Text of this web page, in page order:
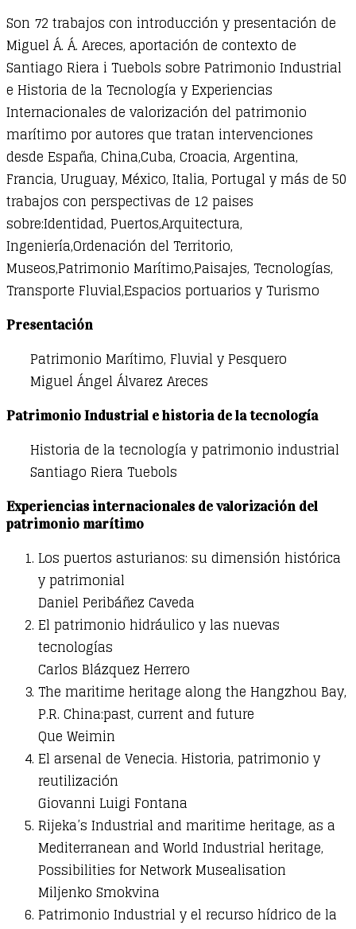
Son 72 trabajos con introducción y presentación de
Miguel Á. Á. Areces, aportación de contexto de
Santiago Riera i Tuebols sobre Patrimonio Industrial
e Historia de la Tecnología y Experiencias
Internacionales de valorización del patrimonio
marítimo por autores que tratan intervenciones
desde España, China,Cuba, Croacia, Argentina,
Francia, Uruguay, México, Italia, Portugal y más de 50
trabajos con perspectivas de 12 paises
sobre:Identidad, Puertos,Arquitectura,
Ingeniería,Ordenación del Territorio,
Museos,Patrimonio Marítimo,Paisajes, Tecnologías,
Transporte Fluvial,Espacios portuarios y Turismo
Presentación
Patrimonio Marítimo, Fluvial y Pesquero
Miguel Ángel Álvarez Areces
Patrimonio Industrial e historia de la tecnología
Historia de la tecnología y patrimonio industrial
Santiago Riera Tuebols
Experiencias internacionales de valorización del
patrimonio marítimo
Los puertos asturianos: su dimensión histórica
y patrimonial
Daniel Peribáñez Caveda
El patrimonio hidráulico y las nuevas
tecnologías
Carlos Blázquez Herrero
The maritime heritage along the Hangzhou Bay,
P.R. China:past, current and future
Que Weimin
El arsenal de Venecia. Historia, patrimonio y
reutilización
Giovanni Luigi Fontana
Rijeka’s Industrial and maritime heritage, as a
Mediterranean and World Industrial heritage,
Possibilities for Network Musealisation
Miljenko Smokvina
Patrimonio Industrial y el recurso hídrico de la